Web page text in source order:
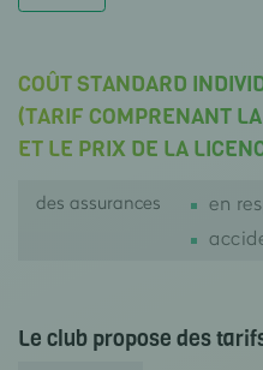
COÛT STANDARD
(TARIF COMPRENANT
ET LE PRIX DE LA
des assurances
en
Le club propose des